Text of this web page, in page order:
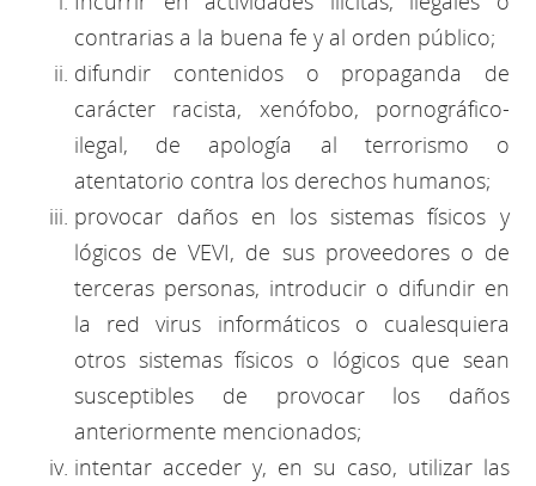
contrarias a la buena fe y al orden público;
difundir contenidos o propaganda de
carácter racista, xenófobo, pornográfico-
ilegal, de apología al terrorismo o
atentatorio contra los derechos humanos;
provocar daños en los sistemas físicos y
lógicos de VEVI, de sus proveedores o de
terceras personas, introducir o difundir en
la red virus informáticos o cualesquiera
otros sistemas físicos o lógicos que sean
susceptibles de provocar los daños
anteriormente mencionados;
intentar acceder y, en su caso, utilizar las